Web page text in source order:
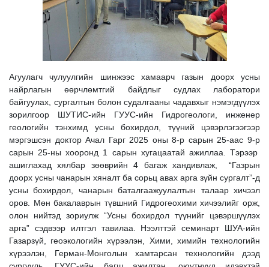
Агуулагч чулуулгийн шинжээс хамаарч газын доорх усны
найрлагын өөрчлөмтгий байдлыг судлах лаборатори
байгуулах, сургалтын болон судалгааны чадавхыг нэмэгдүүлэх
зорилгоор ШУТИС-ийн ГУУС-ийн Гидрогеологи, инженер
геологийн тэнхимд усны бохирдол, түүний цэвэрлэгээгээр
мэргэшсэн доктор Ачал Гарг 2025 оны 8-р сарын 25-аас 9-р
сарын 25-ны хооронд 1 сарын хугацаатай ажиллаа. Тэрээр
ашиглахад хялбар зөөврийн 4 багаж хандивлаж, “Газрын
доорх усны чанарын хяналт ба сорьц авах арга зүйн сургалт”-д
усны бохирдол, чанарын баталгаажуулалтын талаар хичээл
оров. Мөн бакалаврын түвшний Гидрогеохими хичээлийг орж,
олон нийтэд зориулж “Усны бохирдол түүнийг цэвэршүүлэх
арга” сэдвээр илтгэл тавилаа. Нээлттэй семинарт ШУА-ийн
Газарзүй, геоэкологийн хүрээлэн, Хими, химийн технологийн
хүрээлэн, Герман-Монголын хамтарсан технологийн дээд